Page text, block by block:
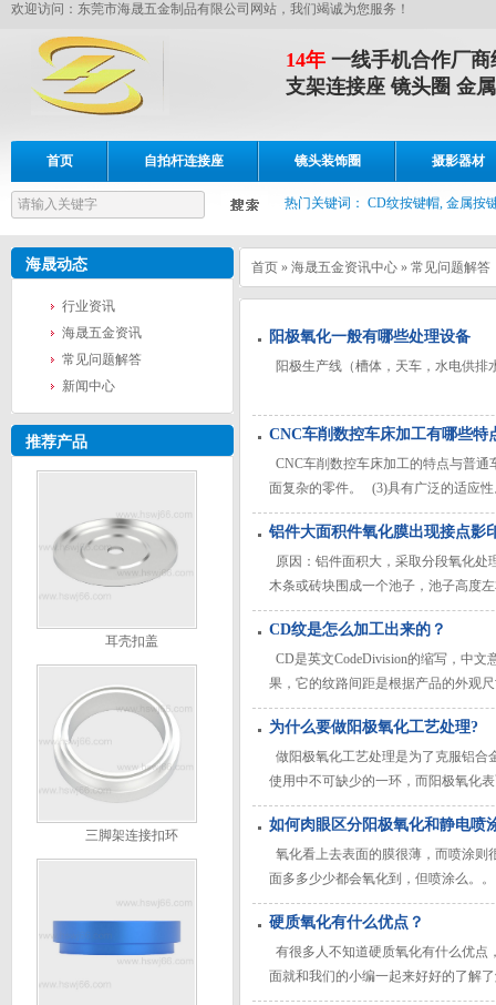
欢迎访问：东莞市海晟五金制品有限公司网站，我们竭诚为您服务！
14年 一线手机合作厂商
支架连接座 镜头圈 金
首页 自拍杆连接座 镜头装饰圈 摄影器材
设备展示 热门关键词： CD纹按键帽, 金属按
海晟动态
行业资讯
海晟五金资讯
常见问题解答
新闻中心
推荐产品
耳壳扣盖
三脚架连接扣环
首页 » 海晟五金资讯中心 » 常见问题解答
阳极氧化一般有哪些处理设备
阳极生产线（槽体，天车，水电供
CNC车削数控车床加工有哪些特
CNC车削数控车床加工的特点与普
面复杂的零件。 (3)具有广泛的适应
要求操作者理论知识，综合素质水平
铝件大面积件氧化膜出现接点影
原因：铝件面积大，采取分段氧化
木条或砖块围成一个池子，池子高度
池内分面处理，即前后、上下、左右
CD纹是怎么加工出来的？
CD是英文CodeDivision的缩写，中
果，它的纹路间距是根据产品的外观
面的一种较高档的表面处理工艺。
纹这种表面处理工艺好制作或者说简
为什么要做阳极氧化工艺处理?
做阳极氧化工艺处理是为了克服铝合
使用中不可缺少的一环，而阳极氧化
如何肉眼区分阳极氧化和静电喷
氧化看上去表面的膜很薄，而喷涂则
面多多少少都会氧化到，但喷涂么。
如果是哑光跟喷涂比，前者比后者便
硬质氧化有什么优点？
有很多人不知道硬质氧化有什么优点
面就和我们的小编一起来好好的了解
糊。硬质氧化因为它的耐磨性，绝缘